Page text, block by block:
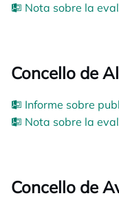
Nota sobre la
Concello de
Informe sobre
Nota sobre la
Concello de